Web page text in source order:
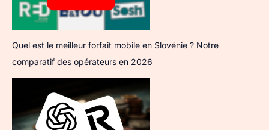
Quel est le meilleur forfait mobile en Slovénie ? Notre
comparatif des opérateurs en 2026